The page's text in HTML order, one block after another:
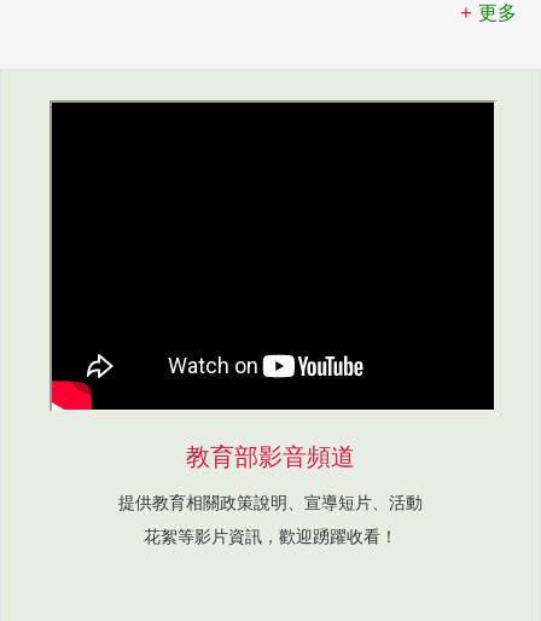
更多
教育部影音頻道
提供教育相關政策說明、宣導短片、活動
花絮等影片資訊，歡迎踴躍收看！